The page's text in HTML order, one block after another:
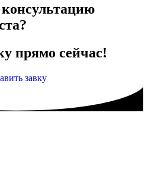
прямо сейчас!
завку